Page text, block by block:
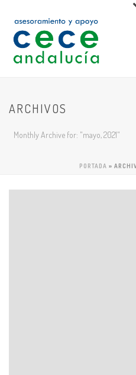
ARCHIVOS
Monthly Archive for: "mayo, 2021"
PORTADA »